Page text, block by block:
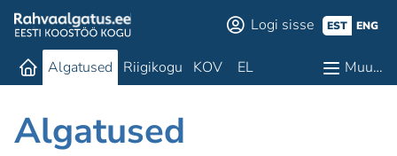
Logi sisse EST ENG
Algatused Riigikogu KOV EL Muu…
Algatused